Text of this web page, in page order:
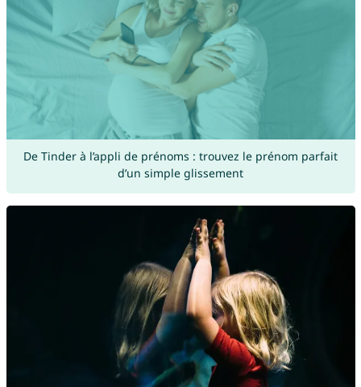
De Tinder à l’appli de prénoms : trouvez le prénom parfait
d’un simple glissement